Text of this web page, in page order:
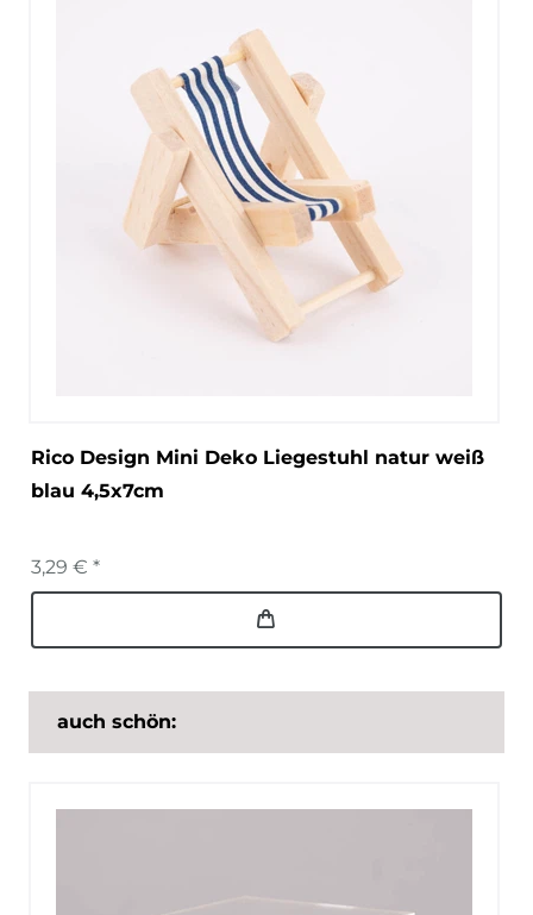
Rico Design Mini Deko Liegestuhl natur weiß
blau 4,5x7cm
3,29 € *
auch schön: